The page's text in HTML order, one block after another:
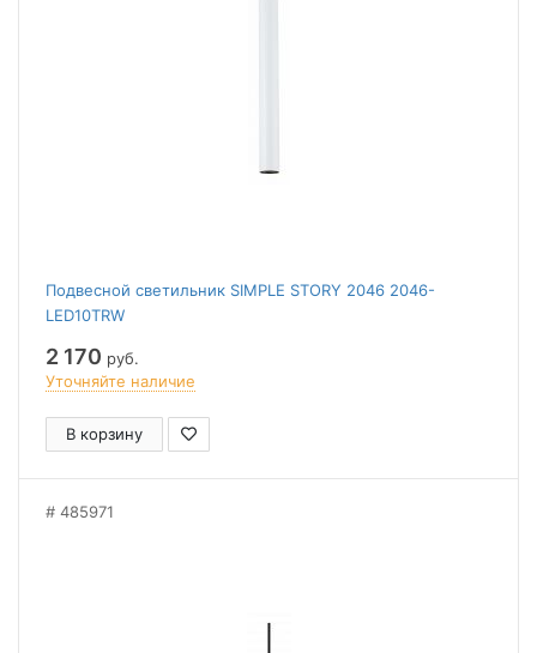
Подвесной светильник SIMPLE STORY 2046 2046-
LED10TRW
2 170 руб.
Уточняйте наличие
В корзину
485971